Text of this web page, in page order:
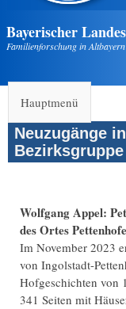
Bayerischer
Familienforschung in
Hauptmenü
Neuzugänge
Wolfgang Appel:
des Ortes
Im November 2023
von Ingolstadt-
Hofgeschichten von
341 Seiten mit